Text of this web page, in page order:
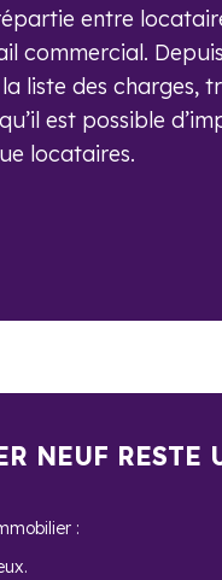
entre
commercial.
liste des charges,
est possible
locataires.
NEUF RESTE
: